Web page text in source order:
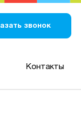
звонок
Контакты